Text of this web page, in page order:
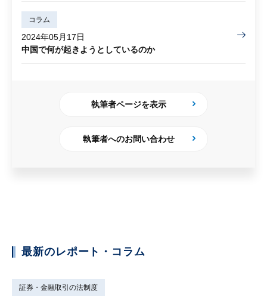
コラム
2024年05月17日
中国で何が起きようとしているのか
執筆者ページを表示
執筆者へのお問い合わせ
最新のレポート・コラム
証券・金融取引の法制度